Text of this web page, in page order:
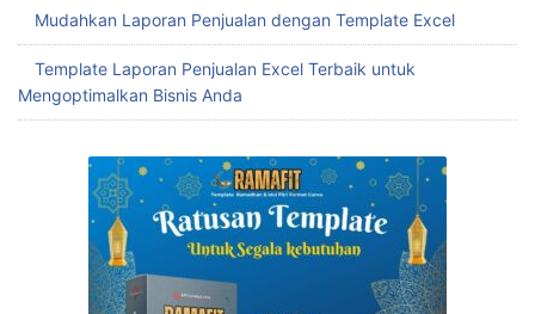
Mudahkan Laporan Penjualan dengan Template Excel
Template Laporan Penjualan Excel Terbaik untuk
Mengoptimalkan Bisnis Anda